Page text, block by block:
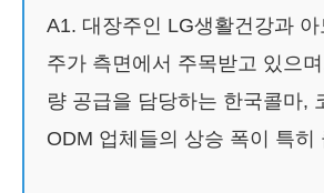
A1. 대장주인 LG생활건강과 아
주가 측면에서 주목받고 있으
량 공급을 담당하는 한국콜마,
ODM 업체들의 상승 폭이 특히